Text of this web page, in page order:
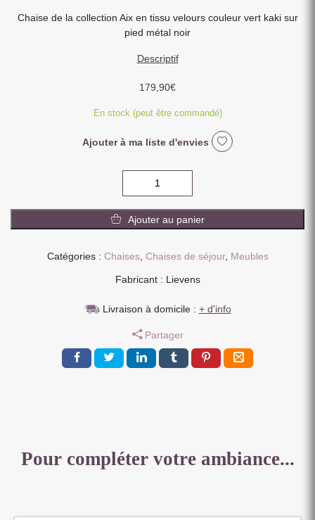
Chaise de la collection Aix en tissu velours couleur vert kaki sur
pied métal noir
Descriptif
179,90€
En stock (peut être commandé)
Ajouter à ma liste d'envies
AIX
METAL
NOIR
ASSISE
VERT
87
X
46
Ajouter au panier
Catégories : Chaises, Chaises de séjour, Meubles
Fabricant : Lievens
Livraison à domicile : + d'info
Partager
Pour compléter votre ambiance...